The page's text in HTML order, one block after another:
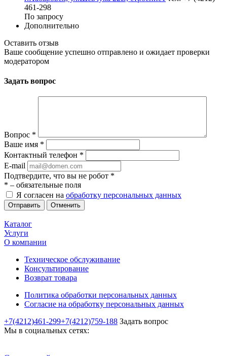
461-298
По запросу
Дополнительно
Оставить отзыв
Ваше сообщение успешно отправлено и ожидает проверки
модератором
Задать вопрос
Вопрос *
Ваше имя *
Контактный телефон *
E-mail
Подтвердите, что вы не робот *
* – обязательные поля
Я согласен на обработку персональных данных
Отменить
Каталог
Услуги
О компании
Техническое обслуживание
Консультирование
Возврат товара
Политика обработки персональных данных
Согласие на обработку персональных данных
+7(4212)461-299+7(4212)759-188 Задать вопрос
Мы в социальных сетях: